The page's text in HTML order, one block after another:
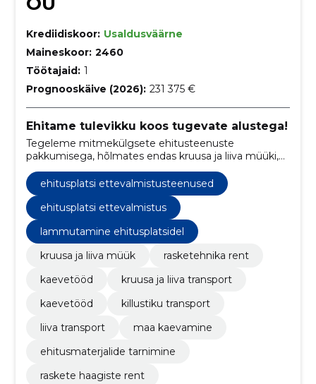
Krediidiskoor: Usaldusväärne
Maineskoor: 2460
Töötajaid: 1
Prognooskäive (2026): 231 375 €
Ehitame tulevikku koos tugevate alustega!
Tegeleme mitmekülgsete ehitusteenuste
pakkumisega, hõlmates endas kruusa ja liiva müüki,
rasketehnika renti ning kaevetöid.
ehitusplatsi ettevalmistusteenused
ehitusplatsi ettevalmistus
lammutamine ehitusplatsidel
kruusa ja liiva müük
rasketehnika rent
kaevetööd
kruusa ja liiva transport
kaevetööd
killustiku transport
liiva transport
maa kaevamine
ehitusmaterjalide tarnimine
raskete haagiste rent